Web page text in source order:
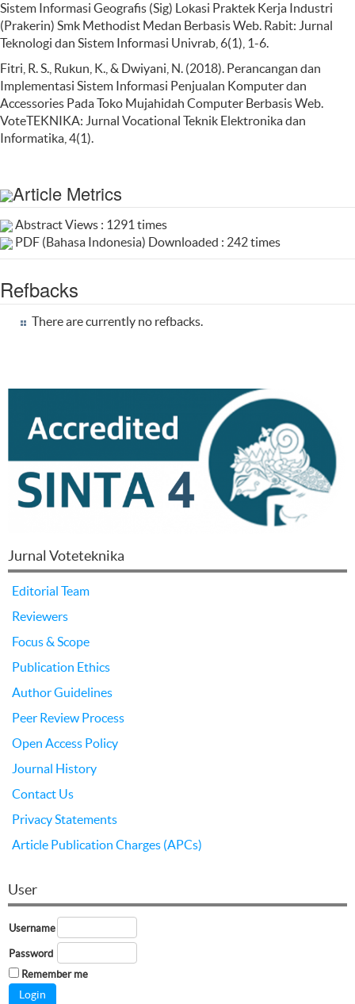
Sistem Informasi Geografis (Sig) Lokasi Praktek Kerja Industri
(Prakerin) Smk Methodist Medan Berbasis Web. Rabit: Jurnal
Teknologi dan Sistem Informasi Univrab, 6(1), 1-6.
Fitri, R. S., Rukun, K., & Dwiyani, N. (2018). Perancangan dan
Implementasi Sistem Informasi Penjualan Komputer dan
Accessories Pada Toko Mujahidah Computer Berbasis Web.
VoteTEKNIKA: Jurnal Vocational Teknik Elektronika dan
Informatika, 4(1).
Article Metrics
Abstract Views : 1291 times
PDF (Bahasa Indonesia) Downloaded : 242 times
Refbacks
There are currently no refbacks.
Jurnal Voteteknika
Editorial Team
Reviewers
Focus & Scope
Publication Ethics
Author Guidelines
Peer Review Process
Open Access Policy
Journal History
Contact Us
Privacy Statements
Article Publication Charges (APCs)
User
Username
Password
Remember me